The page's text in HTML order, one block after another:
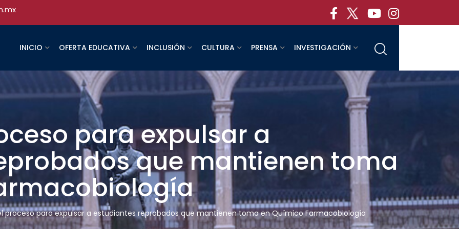
INICIO OFERTA EDUCATIVA INCLUSIÓN CULTURA PRENSA INVESTIGACIÓN
para expulsar a
que mantienen toma
proceso para expulsar a estudiantes reprobados que mantienen toma en Químico Farmacobiología